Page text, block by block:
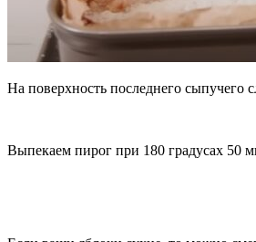
На поверхность последнего сыпучего
Выпекаем пирог при 180 градусах 50